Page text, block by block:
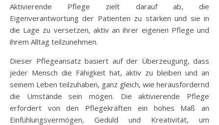
Aktivierende Pflege zielt darauf ab, die
Eigenverantwortung der Patienten zu stärken und sie in
die Lage zu versetzen, aktiv an ihrer eigenen Pflege und
ihrem Alltag teilzunehmen.
Dieser Pflegeansatz basiert auf der Überzeugung, dass
jeder Mensch die Fähigkeit hat, aktiv zu bleiben und an
seinem Leben teilzuhaben, ganz gleich, wie herausfordernd
die Umstände sein mögen. Die aktivierende Pflege
erfordert von den Pflegekräften ein hohes Maß an
Einfühlungsvermögen, Geduld und Kreativität, um